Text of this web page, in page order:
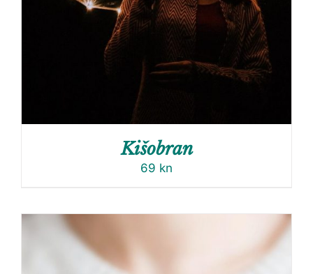
Kišobran
69 kn